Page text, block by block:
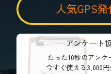
人気GPS
アンケート
たった10秒のアン
今すぐ使える3,000